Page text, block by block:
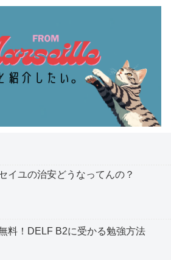
イユの治安どうなってんの？
料！DELF B2に受かる勉強方法